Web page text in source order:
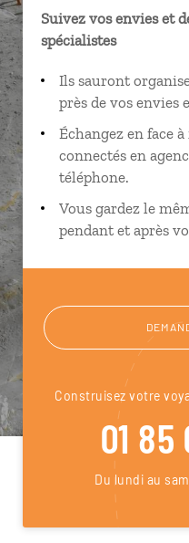
Suivez vos envies et
spécialistes
Ils sauront
près de vos envies
Échangez en face
connectés en
téléphone.
Vous gardez le
pendant et après
Construisez votre
01 85
Du lundi au